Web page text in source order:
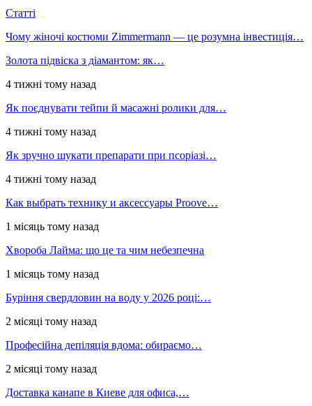
Статті
Чому жіночі костюми Zimmermann — це розумна інвестиція…
Золота підвіска з діамантом: як…
4 тижні тому назад
Як поєднувати тейпи й масажні ролики для…
4 тижні тому назад
Як зручно шукати препарати при псоріазі…
4 тижні тому назад
Как выбрать технику и аксессуары Proove…
1 місяць тому назад
Хвороба Лайма: що це та чим небезпечна
1 місяць тому назад
Буріння свердловин на воду у 2026 році:…
2 місяці тому назад
Професійна депіляція вдома: обираємо…
2 місяці тому назад
Доставка канапе в Киеве для офиса,…